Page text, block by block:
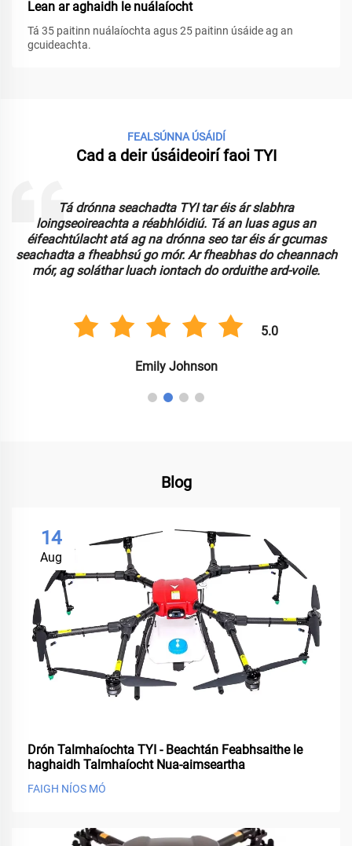
Lean ar aghaidh le nuálaíocht
Tá 35 paitinn nuálaíochta agus 25 paitinn úsáide ag an
gcuideachta.
FEALSÚNNA ÚSÁIDÍ
Cad a deir úsáideoirí faoi TYI
Tá drónna seachadta TYI tar éis ár slabhra
loingseoireachta a réabhlóidiú. Tá an luas agus an
éifeachtúlacht atá ag na drónna seo tar éis ár gcumas
seachadta a fheabhsú go mór. Ar fheabhas do cheannach
mór, ag soláthar luach iontach do orduithe ard-voile.
5.0
Emily Johnson
Blog
14
Aug
Drón Talmhaíochta TYI - Beachtán Feabhsaithe le
haghaidh Talmhaíocht Nua-aimseartha
FAIGH NÍOS MÓ